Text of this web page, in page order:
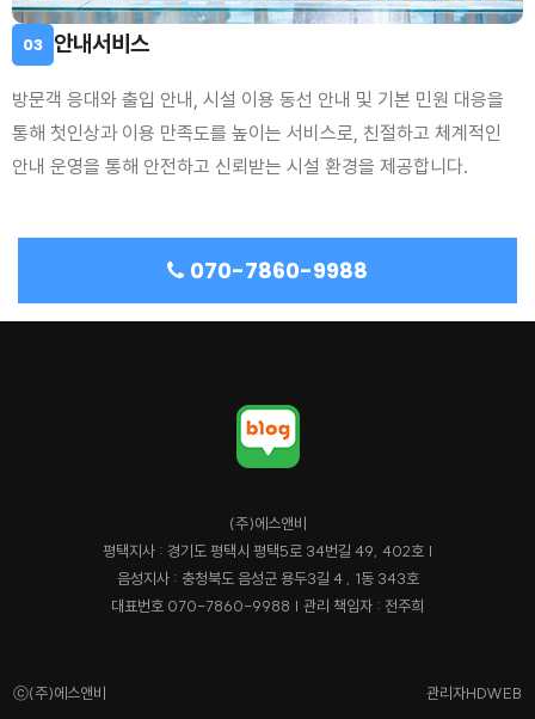
03 안내서비스
방문객 응대와 출입 안내, 시설 이용 동선 안내 및 기본 민원 대응을
통해 첫인상과 이용 만족도를 높이는 서비스로, 친절하고 체계적인
안내 운영을 통해 안전하고 신뢰받는 시설 환경을 제공합니다.
070-7860-9988
(주)에스앤비
평택지사 : 경기도 평택시 평택5로 34번길 49, 402호 |
음성지사 : 충청북도 음성군 용두3길 4 , 1동 343호
대표번호 070-7860-9988 | 관리 책임자 : 전주희
ⓒ(주)에스앤비 관리자HDWEB